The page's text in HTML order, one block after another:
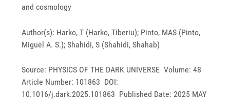
and cosmology
Author(s): Harko, T (Harko, Tiberiu); Pinto, MAS (Pinto,
Miguel A. S.); Shahidi, S (Shahidi, Shahab)
Source: PHYSICS OF THE DARK UNIVERSE Volume: 48
Article Number: 101863 DOI:
10.1016/j.dark.2025.101863 Published Date: 2025 MAY